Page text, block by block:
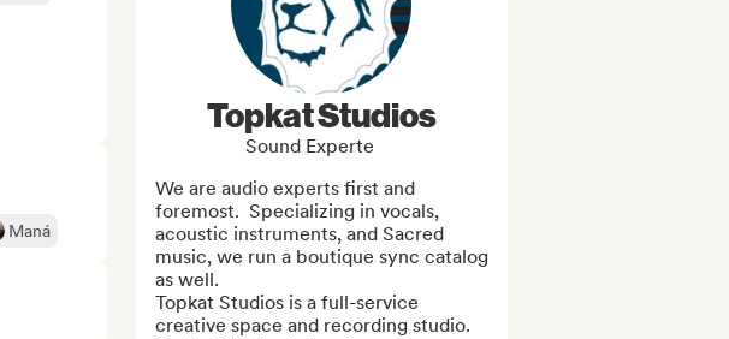
Maná
Topkat Studios
Sound Experte
We are audio experts first and
foremost.  Specializing in vocals,
acoustic instruments, and Sacred
music, we run a boutique sync catalog
as well.
Topkat Studios is a full-service
creative space and recording studio.